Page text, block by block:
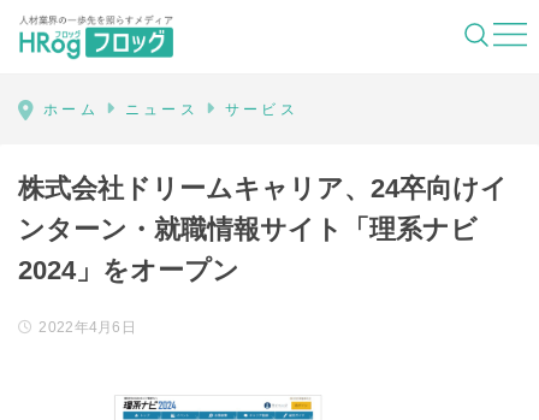
HRog | 人材業界の一歩先を照らすメディ
ホーム ニュース サービス
株式会社ドリームキャリア、24卒向けイ
ンターン・就職情報サイト「理系ナビ
2024」をオープン
2022年4月6日